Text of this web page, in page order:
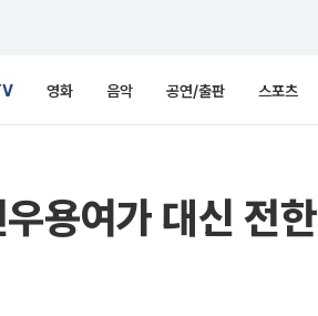
영화 음악 공연/출판 스포츠
용여가 대신 전